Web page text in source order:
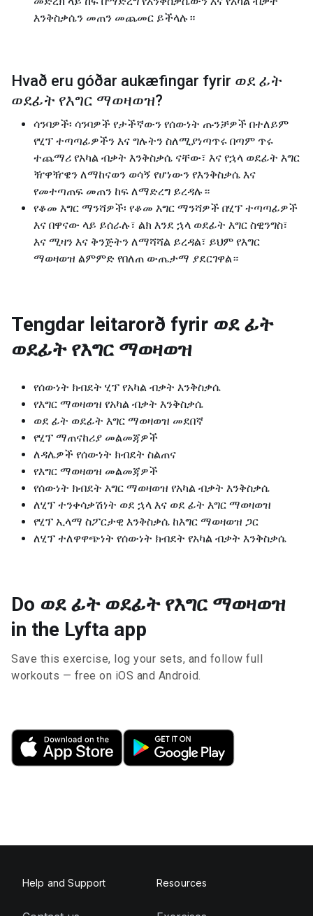
እንቅስቃሴን መጠን መጨመር ይችላሉ።
Hvað eru góðar aukæfingar fyrir ወደ ፊት
ወደፊት የእግር ማወዛወዝ?
ሳንባዎች፡ ሳንባዎች የታችኛውን የሰውነት ጡንቻዎች በተለይም
የሂፕ ተጣጣፊዎችን እና ግሉትን ስለሚያነጣጥሩ በጣም ጥሩ
ተጨማሪ የአካል ብቃት እንቅስቃሴ ናቸው፣ እና የኋላ ወደፊት እግር
ዥዋዥዌን ለማከናወን ወሳኝ የሆነውን የእንቅስቃሴ እና
የመተጣጠፍ መጠን ከፍ ለማድረግ ይረዳሉ።
የቆመ እግር ማንሻዎች፡ የቆመ እግር ማንሻዎች በሂፕ ተጣጣፊዎች
እና በዋናው ላይ ይሰራሉ፣ ልክ እንደ ኋላ ወደፊት እግር ስዊንግስ፣
እና ሚዛን እና ቅንጅትን ለማሻሻል ይረዳል፣ ይህም የእግር
ማወዛወዝ ልምምድ የበለጠ ውጤታማ ያደርገዋል።
Tengdar leitarorð fyrir ወደ ፊት
ወደፊት የእግር ማወዛወዝ
የሰውነት ክብደት ሂፕ የአካል ብቃት እንቅስቃሴ
የእግር ማወዛወዝ የአካል ብቃት እንቅስቃሴ
ወደ ፊት ወደፊት እግር ማወዛወዝ መደበኛ
የሂፕ ማጠናከሪያ መልመጃዎች
ለዳሌዎች የሰውነት ክብደት ስልጠና
የእግር ማወዛወዝ መልመጃዎች
የሰውነት ክብደት እግር ማወዛወዝ የአካል ብቃት እንቅስቃሴ
ለሂፕ ተንቀሳቃሽነት ወደ ኋላ እና ወደ ፊት እግር ማወዛወዝ
የሂፕ ኢላማ ስፖርታዊ እንቅስቃሴ ከእግር ማወዛወዝ ጋር
ለሂፕ ተለዋዋጭነት የሰውነት ክብደት የአካል ብቃት እንቅስቃሴ
Do ወደ ፊት ወደፊት የእግር ማወዛወዝ
in the Lyfta app
Save this exercise, log your sets, and follow full
workouts — free on iOS and Android.
Help and Support Resources